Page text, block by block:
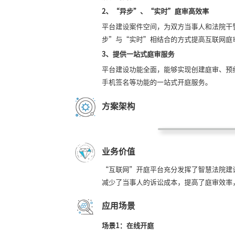
2、“异步”、“实时” 庭审高效率
平台建设案件空间，为双方当事人和法院
步”与“实时”相结合的方式提高互联网庭
3、提供一站式庭审服务
平台建设功能全面，能够实现创建庭审、
手机签名等功能的一站式开庭服务。
方案架构
业务价值
“互联网”开庭平台充分发挥了智慧法院
减少了当事人的诉讼成本，提高了庭审效率
应用场景
场景1：在线开庭